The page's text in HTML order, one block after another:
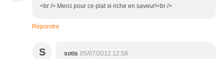
<br /> Merci pour ce plat si riche en saveur!<br />
Répondre
S sotis 05/07/2012 12:58